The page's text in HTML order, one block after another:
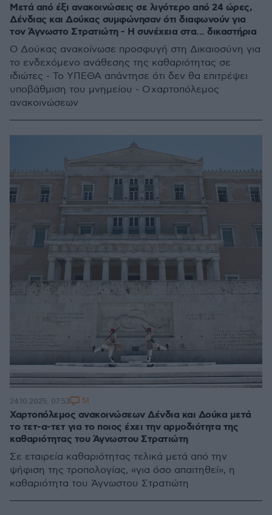
Μετά από έξι ανακοινώσεις σε λιγότερο από 24 ώρες,
Δένδιας και Δούκας συμφώνησαν ότι διαφωνούν για
τον Άγνωστο Στρατιώτη - Η συνέχεια στα... δικαστήρια
Ο Δούκας ανακοίνωσε προσφυγή στη Δικαιοσύνη για
το ενδεχόμενο ανάθεσης της καθαριότητας σε
ιδιώτες - Το ΥΠΕΘΑ απάντησε ότι δεν θα επιτρέψει
υποβάθμιση του μνημείου - Ο χαρτοπόλεμος
ανακοινώσεων
Χαρτοπόλεμος ανακοινώσεων Δένδια και Δούκα μετά
το τετ-α-τετ για το ποιος έχει την αρμοδιότητα της
καθαριότητας του Άγνωστου Στρατιώτη
Σε εταιρεία καθαριότητας τελικά μετά από την
ψήφιση της τροπολογίας, «για όσο απαιτηθεί», η
καθαριότητα του Άγνωστου Στρατιώτη
24.10.2025, 07:53 51